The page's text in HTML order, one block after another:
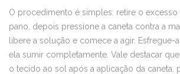
O procedimento é simples: retire o excesso
pano, depois pressione a caneta contra a
libere a solução e comece a agir. Esfregue-
ela sumir completamente. Vale destacar
o tecido ao sol após a aplicação da caneta,